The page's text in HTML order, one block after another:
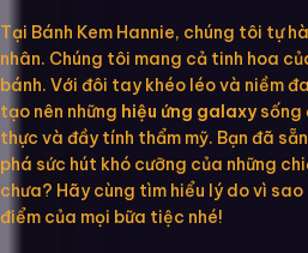
Tại Bánh Kem Hannie, chúng tôi tự
nhân. Chúng tôi mang cả tinh hoa
bánh. Với đôi tay khéo léo và niềm
tạo nên những hiệu ứng galaxysống
thực và đầy tính thẩm mỹ. Bạn đã
phá sức hút khó cưỡng của những
chưa? Hãy cùng tìm hiểu lý do vì
điểm của mọi bữa tiệc nhé!